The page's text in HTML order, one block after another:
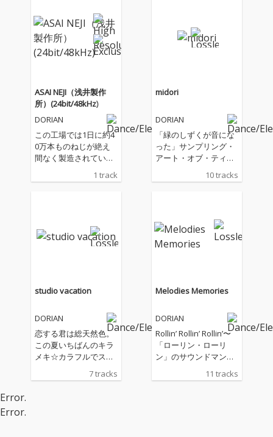
ASAI NEJI（浅井製作
所）(24bit/48kHz)
DORIAN
この工場では1日に約4
0万本ものねじが絶え
間なく製造されてい
整列し、完成されてい
る貴公子Dorianが、煌
びやかなテック・トラ
かされる、リアル・ア
ーバン・インダストリ
の誕生だ。マスタリン
グは得能直也、ジャケ
ット・デザインは、高
橋恵佑が担当。 http://i
2/
1 track
midori
DORIAN
「緑のしずくが音にな
った」サンプリング・
アート・オブ・ティ
ー、新摘みドリアン待
望の3rd アルバム！
欠落を埋めるように、
音と想像力を紡ぎ出し
てきたプロデューサー
きつけられたのは、幼
少期のかすかな記憶の
80年代の音楽。なかで
も、フュージョンやブ
ギー・ディスコ、はた
またAORやシティ・ポ
まった音楽に対する憧
10 tracks
studio vacation
DORIAN
恋する君は総天然色。
この夏いちばんのキラ
メキ☆カラフルでスウ
ィート、Mr.トロピカル
ディスコのスーパーリ
7 tracks
Melodies Memories
DORIAN
Rollin’ Rollin’ Rollin’〜
「ローリン・ローリ
ン」のサウンドマン＝
第３の男 ドリアン、待
望のファーストアルバ
11 tracks
Error.
Error.